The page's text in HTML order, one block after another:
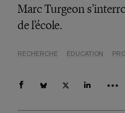
Marc Turgeon
de l’école.
RECHERCHE ÉDUCATION